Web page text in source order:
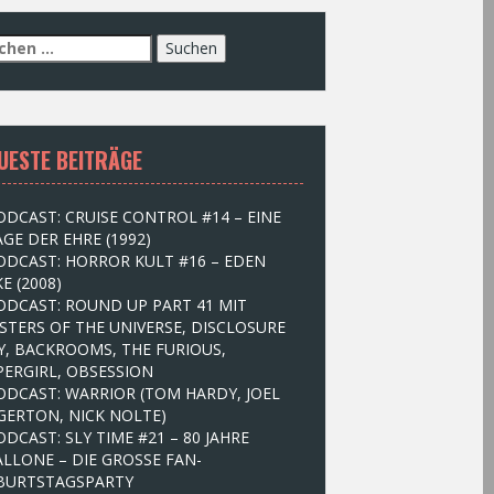
BEITRÄGE
CRUISE CONTROL #14 – EINE
DER EHRE (1992)
HORROR KULT #16 – EDEN
(2008)
ROUND UP PART 41 MIT
OF THE UNIVERSE, DISCLOSURE
BACKROOMS, THE FURIOUS,
OBSESSION
WARRIOR (TOM HARDY, JOEL
NICK NOLTE)
SLY TIME #21 – 80 JAHRE
– DIE GROSSE FAN-